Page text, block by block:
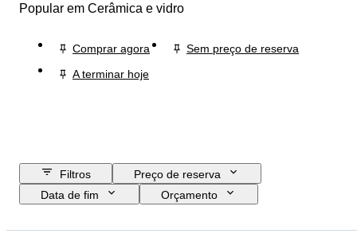
Popular em Cerâmica e vidro
Comprar agora
Sem preço de reserva
A terminar hoje
Filtros
Preço de reserva
Data de fim
Orçamento